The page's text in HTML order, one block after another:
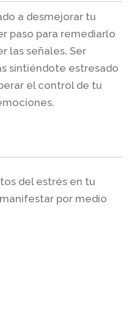
a desmejorar tu
paso para remediarlo
las señales. Ser
sintiéndote estresado
el control de tu
del estrés en tu
por medio